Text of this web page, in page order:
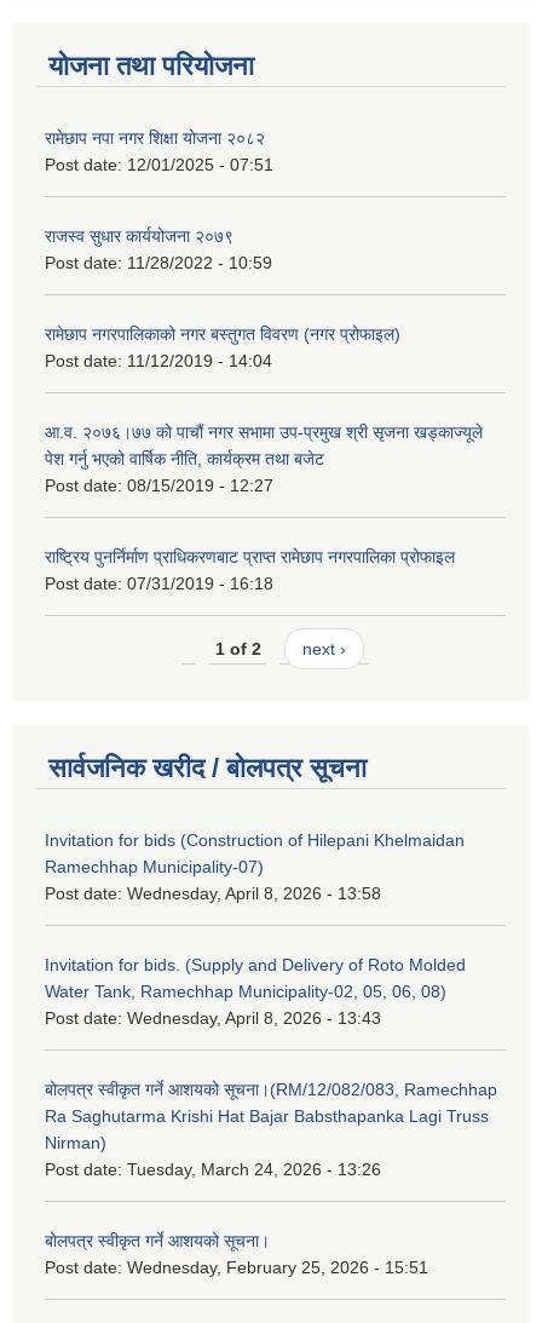
योजना तथा परियोजना
रामेछाप नपा नगर शिक्षा योजना २०८२
Post date: 12/01/2025 - 07:51
राजस्व सुधार कार्ययोजना २०७९
Post date: 11/28/2022 - 10:59
रामेछाप नगरपालिकाको नगर बस्तुगत विवरण (नगर प्रोफाइल)
Post date: 11/12/2019 - 14:04
आ.व. २०७६।७७ को पाचौं नगर सभामा उप-प्रमुख श्री सृजना खड्काज्यूले
पेश गर्नु भएको वार्षिक नीति, कार्यक्रम तथा बजेट
Post date: 08/15/2019 - 12:27
राष्ट्रिय पुनर्निर्माण प्राधिकरणबाट प्राप्त रामेछाप नगरपालिका प्रोफाइल
Post date: 07/31/2019 - 16:18
1 of 2 next ›
सार्वजनिक खरीद / बोलपत्र सूचना
Invitation for bids (Construction of Hilepani Khelmaidan
Ramechhap Municipality-07)
Post date: Wednesday, April 8, 2026 - 13:58
Invitation for bids. (Supply and Delivery of Roto Molded
Water Tank, Ramechhap Municipality-02, 05, 06, 08)
Post date: Wednesday, April 8, 2026 - 13:43
बोलपत्र स्वीकृत गर्ने आशयको सूचना।(RM/12/082/083, Ramechhap
Ra Saghutarma Krishi Hat Bajar Babsthapanka Lagi Truss
Nirman)
Post date: Tuesday, March 24, 2026 - 13:26
बोलपत्र स्वीकृत गर्ने आशयको सूचना।
Post date: Wednesday, February 25, 2026 - 15:51